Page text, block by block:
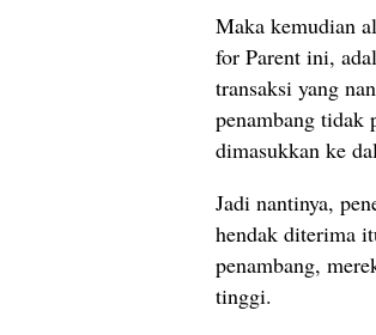
Maka kemudian
for Parent ini,
transaksi yang
penambang tidak
dimasukkan ke
Jadi nantinya,
hendak diterima
penambang,
tinggi.